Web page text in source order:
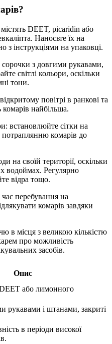
DEET, picaridin або
Наносьте їх на
з інструкціями на упаковці.
сорочки з довгими рукавами,
світлі кольори, оскільки
тони.
повітрі в ранкові та
комарів найбільша.
встановлюйте сітки на
потраплянню комарів до
на своїй території, оскільки
водоймах. Регулярно
відра тощо.
перебування на
комарів завдяки
в місця з великою кількістю
про можливість
засобів.
Опис
або лимонного
рукавами і штанами, закриті
в періоди високої